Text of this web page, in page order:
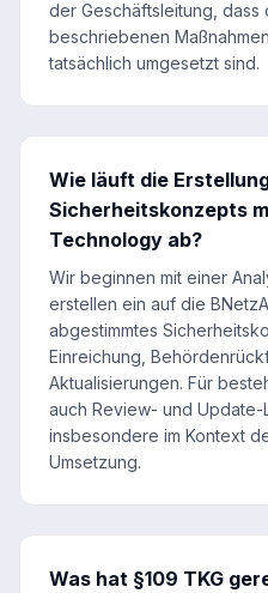
der Geschäftsleitung, dass
beschriebenen
tatsächlich umgesetzt sind.
Wie läuft die
Sicherheitskonzepts
Technology ab?
Wir beginnen mit einer
erstellen ein auf die
abgestimmtes
Einreichung,
Aktualisierungen. Für
auch Review- und Update-
insbesondere im Kontext
Umsetzung.
Was hat §109 TKG